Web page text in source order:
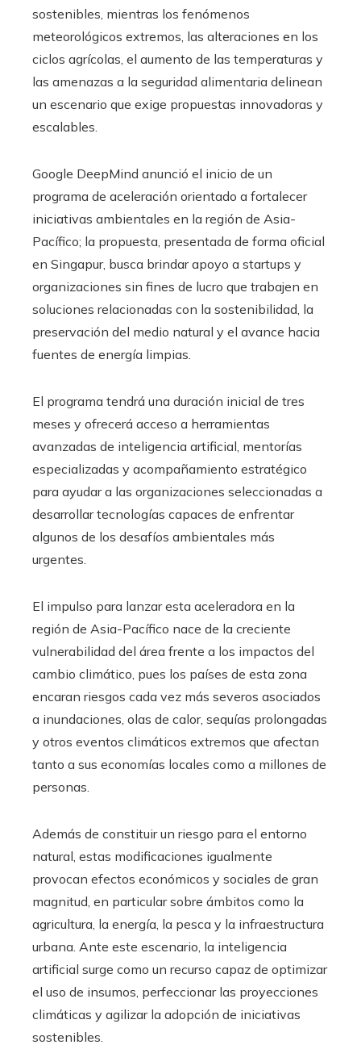
sostenibles, mientras los fenómenos
meteorológicos extremos, las alteraciones en los
ciclos agrícolas, el aumento de las temperaturas y
las amenazas a la seguridad alimentaria delinean
un escenario que exige propuestas innovadoras y
escalables.
Google DeepMind anunció el inicio de un
programa de aceleración orientado a fortalecer
iniciativas ambientales en la región de Asia-
Pacífico; la propuesta, presentada de forma oficial
en Singapur, busca brindar apoyo a startups y
organizaciones sin fines de lucro que trabajen en
soluciones relacionadas con la sostenibilidad, la
preservación del medio natural y el avance hacia
fuentes de energía limpias.
El programa tendrá una duración inicial de tres
meses y ofrecerá acceso a herramientas
avanzadas de inteligencia artificial, mentorías
especializadas y acompañamiento estratégico
para ayudar a las organizaciones seleccionadas a
desarrollar tecnologías capaces de enfrentar
algunos de los desafíos ambientales más
urgentes.
El impulso para lanzar esta aceleradora en la
región de Asia-Pacífico nace de la creciente
vulnerabilidad del área frente a los impactos del
cambio climático, pues los países de esta zona
encaran riesgos cada vez más severos asociados
a inundaciones, olas de calor, sequías prolongadas
y otros eventos climáticos extremos que afectan
tanto a sus economías locales como a millones de
personas.
Además de constituir un riesgo para el entorno
natural, estas modificaciones igualmente
provocan efectos económicos y sociales de gran
magnitud, en particular sobre ámbitos como la
agricultura, la energía, la pesca y la infraestructura
urbana. Ante este escenario, la inteligencia
artificial surge como un recurso capaz de optimizar
el uso de insumos, perfeccionar las proyecciones
climáticas y agilizar la adopción de iniciativas
sostenibles.